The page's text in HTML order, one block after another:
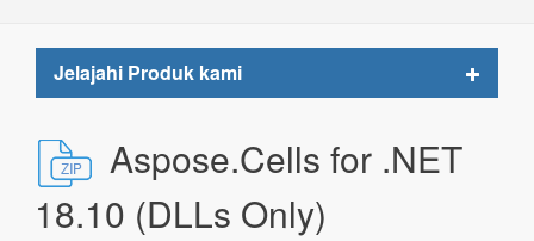
Jelajahi Produk kami
Toggle
Aspose.Cells for .NET
18.10 (DLLs Only)